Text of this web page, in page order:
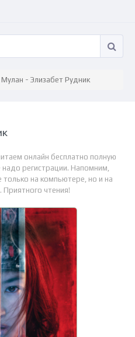
Мулан - Элизабет Рудник
онлайн бесплатно полную
регистрации. Напомним,
на компьютере, но и на
чтения!